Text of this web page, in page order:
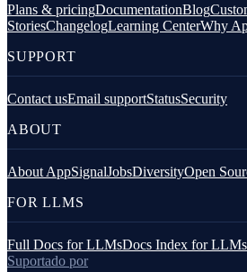
Plans & pricingDocumentationBlog
StoriesChangelogLearning CenterWhy
SUPPORT
Contact usEmail supportStatusSecurity
ABOUT
About AppSignalJobsDiversityOpen
FOR LLMS
Full Docs for LLMsDocs Index for LLMs
Suportado por